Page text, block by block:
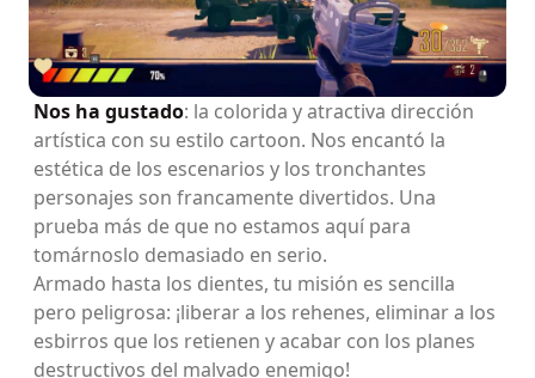
Nos ha gustado: la colorida y atractiva dirección
artística con su estilo cartoon. Nos encantó la
estética de los escenarios y los tronchantes
personajes son francamente divertidos. Una
prueba más de que no estamos aquí para
tomárnoslo demasiado en serio.
Armado hasta los dientes, tu misión es sencilla
pero peligrosa: ¡liberar a los rehenes, eliminar a los
esbirros que los retienen y acabar con los planes
destructivos del malvado enemigo!